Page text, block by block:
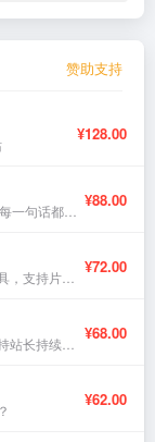
赞助支持
¥128.00
¥88.00
¥72.00
¥68.00
¥62.00